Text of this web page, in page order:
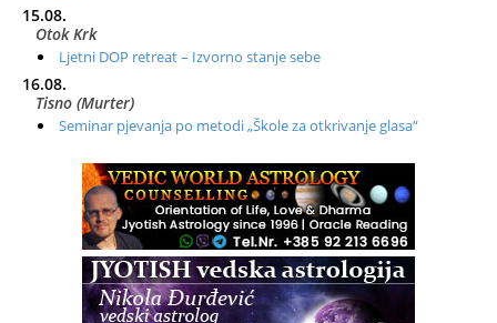
15.08.
Otok Krk
Ljetni DOP retreat – Izvorno stanje sebe
16.08.
Tisno (Murter)
Seminar pjevanja po metodi „Škole za otkrivanje glasa“
Radionica: Pomagači iz drugih dimenzija Online – otvoreno za
Zagreb+Online
Osnovni ThetaHealing® tečaj, Zagreb i Online